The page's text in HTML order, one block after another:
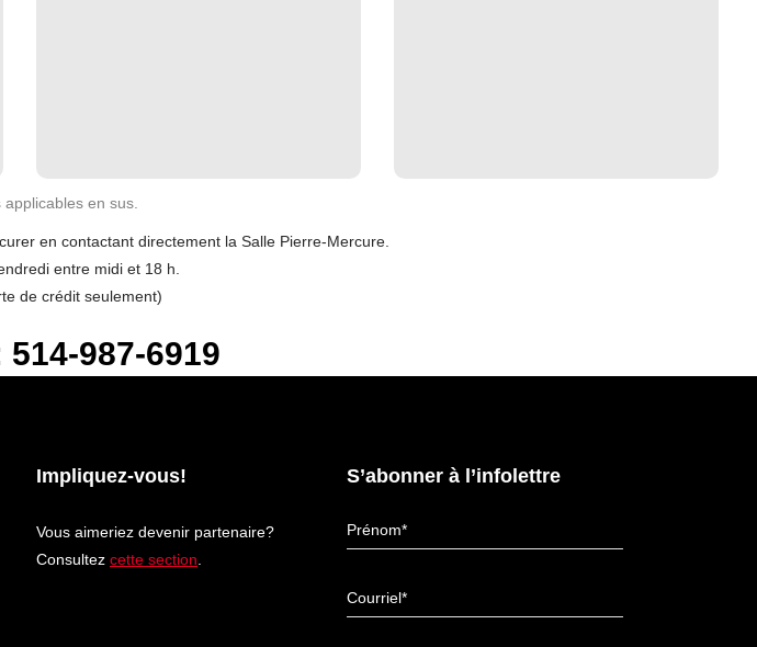
en sus.
en contactant directement la Salle Pierre-Mercure.
entre midi et 18 h.
de crédit seulement)
987-6919
Impliquez-vous!
Vous aimeriez devenir partenaire?
Consultez cette section
S’abonner à l’infolettre